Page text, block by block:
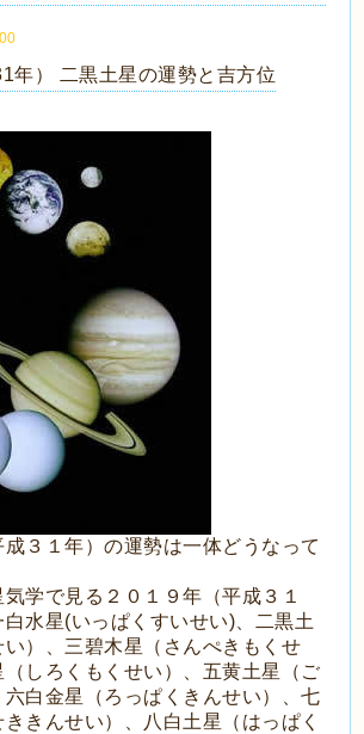
年） 二黒土星の運勢と吉方位
成３１年）の運勢は一体どうなって
学で見る２０１９年（平成３１
水星(いっぱくすいせい)、二黒土
）、三碧木星（さんぺきもくせ
しろくもくせい）、五黄土星（ご
白金星（ろっぱくきんせい）、七
きんせい）、八白土星（はっぱく